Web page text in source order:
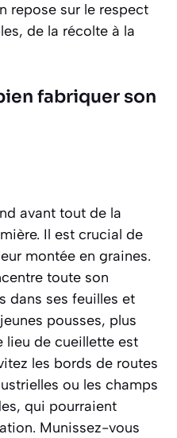
repose sur le respect
de la récolte à la
fabriquer son
avant tout de la
Il est crucial de
montée en graines.
toute son
dans ses feuilles et
pousses, plus
lieu de cueillette est
les bords de routes
ou les champs
qui pourraient
Munissez-vous